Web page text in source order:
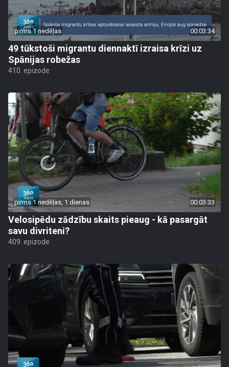
pirms 1 nedēļas 00:03:34
49 tūkstoši migrantu diennaktī izraisa krīzi uz
Spānijas robežas
410. epizode
pirms 1 nedēļas, 1 dienas 00:03:33
Velosipēdu zādzību skaits pieaug - kā pasargāt
savu divriteni?
409. epizode